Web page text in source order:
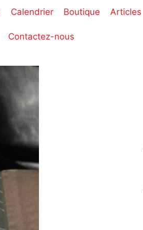
Calendrier Boutique Articles
Contactez-nous